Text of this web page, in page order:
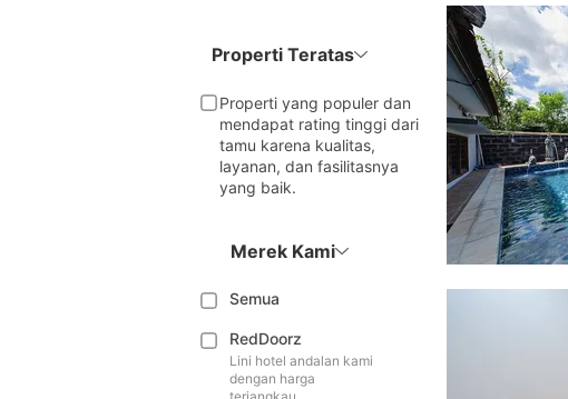
Properti Teratas
Properti yang populer dan
mendapat rating tinggi dari
tamu karena kualitas,
layanan, dan fasilitasnya
yang baik.
Merek Kami
Semua
RedDoorz
Lini hotel andalan kami
dengan harga